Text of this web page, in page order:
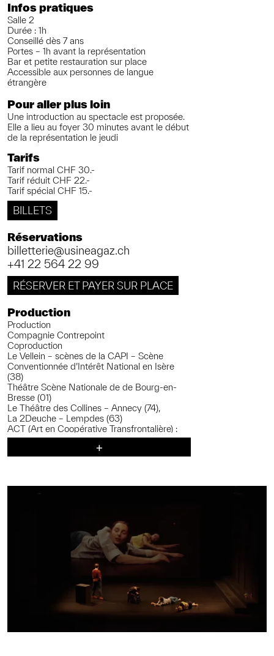
Infos pratiques
Salle 2
Durée : 1h
Conseillé dès 7 ans
Portes – 1h avant la représentation
Bar et petite restauration sur place
Accessible aux personnes de langue
étrangère
Pour aller plus loin
Une introduction au spectacle est proposée.
Elle a lieu au foyer 30 minutes avant le début
de la représentation le jeudi
Tarifs
Tarif normal CHF 30.-
Tarif réduit CHF 22.-
Tarif spécial CHF 15.-
BILLETS
Réservations
billetterie@usineagaz.ch
+41 22 564 22 99
RÉSERVER ET PAYER SUR PLACE
Production
Production
Compagnie Contrepoint
Coproduction
Le Vellein – scènes de la CAPI – Scène
Conventionnée d’Intérêt National en Isère
(38)
Théâtre Scène Nationale de de Bourg-en-
Bresse (01)
Le Théâtre des Collines – Annecy (74),
La 2Deuche – Lempdes (63)
ACT (Art en Coopérative Transfrontalière) :
Château Rouge – Annemasse,
Am Stram Gram – Genève
Usine à Gaz – Nyon
Groupe des 20 – Scènes publiques
Avec Evguénia Chtchelkova, Jean-Camille
Goimard, Denis Terrasse, Justine Volo
Chorégraphie : Yan Raballand
En collaboration avec Jean-Camille Goimard
Écriture vidéo : Loris Gemignani, Jean-Camille
Scénographie : Gaspard Pinta
Construction : Gabriel Burnod, Denis Collas
Costumes :Pétronille Salomé
Son : Madame Miniature
Clémentine Pradier